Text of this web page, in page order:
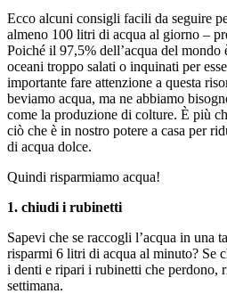
Ecco alcuni consigli facili da seguire
almeno 100 litri di acqua al giorno –
Poiché il 97,5% dell’acqua del
oceani troppo salati o inquinati per
importante fare attenzione a questa
beviamo acqua, ma ne abbiamo
come la produzione di colture. È più
ciò che è in nostro potere a casa per
di acqua dolce.
Quindi risparmiamo acqua!
1. chiudi i rubinetti
Sapevi che se raccogli l’acqua in una
risparmi 6 litri di acqua al minuto? Se
i denti e ripari i rubinetti che perdono,
settimana.